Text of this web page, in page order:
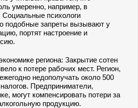
умеренно, например, в
психологи
подобные запреты вызывают у
портят настроение и
региона: Закрытие сотен
к потере рабочих мест. Регион,
недополучать около 500
Предприниматели,
могут компенсировать потери за
продукцию.